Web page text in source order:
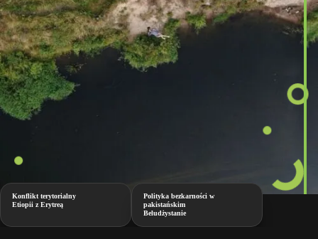
Konflikt terytorialny
Etiopii z Erytreą
Polityka bezkarności w
pakistańskim
Beludżystanie